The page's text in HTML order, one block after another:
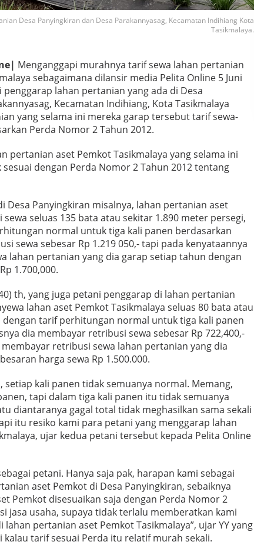
Desa Panyingkiran dan Desa Parakannyasag, Kecamatan Indihiang Kota
Tasikmalaya.
Menganggapi murahnya tarif sewa lahan pertanian
sebagaimana dilansir media Pelita Online 5 Juni
lahan pertanian yang ada di Desa
Kecamatan Indihiang, Kota Tasikmalaya
yang selama ini mereka garap tersebut tarif sewa-
Perda Nomor 2 Tahun 2012.
pertanian aset Pemkot Tasikmalaya yang selama ini
dengan Perda Nomor 2 Tahun 2012 tentang
Desa Panyingkiran misalnya, lahan pertanian aset
sewa seluas 135 bata atau sekitar 1.890 meter persegi,
normal untuk tiga kali panen berdasarkan
sewa sebesar Rp 1.219 050,- tapi pada kenyataannya
lahan pertanian yang dia garap setiap tahun dengan
1.700,000.
th, yang juga petani penggarap di lahan pertanian
lahan aset Pemkot Tasikmalaya seluas 80 bata atau
dengan tarif perhitungan normal untuk tiga kali panen
dia membayar retribusi sewa sebesar Rp 722,400,-
retribusi sewa lahan pertanian yang dia
harga sewa Rp 1.500.000.
setiap kali panen tidak semuanya normal. Memang,
tapi dalam tiga kali panen itu tidak semuanya
diantaranya gagal total tidak meghasilkan sama sekali
itu resiko kami para petani yang menggarap lahan
ujar kedua petani tersebut kepada Pelita Online
petani. Hanya saja pak, harapan kami sebagai
aset Pemkot di Desa Panyingkiran, sebaiknya
Pemkot disesuaikan saja dengan Perda Nomor 2
jasa usaha, supaya tidak terlalu memberatkan kami
pertanian aset Pemkot Tasikmalaya”, ujar YY yang
tarif sesuai Perda itu relatif murah sekali.